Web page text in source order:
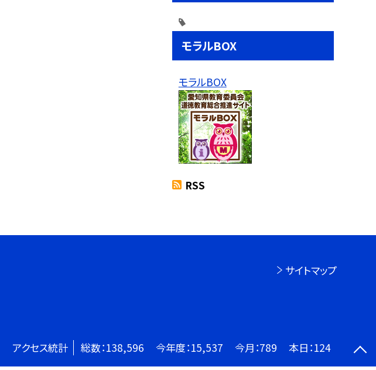
モラルBOX
モラルBOX
RSS
サイトマップ
アクセス統計 総数：138,596 今年度：15,537 今月：789 本日：124